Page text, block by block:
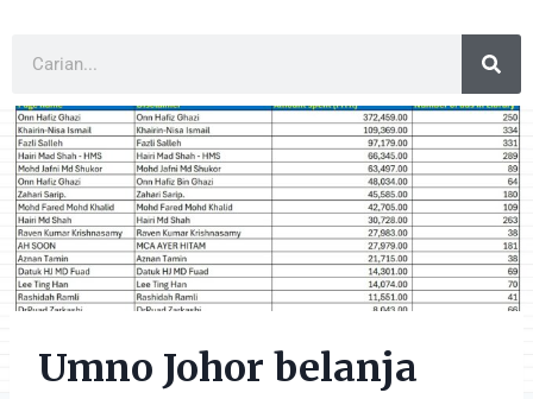
Umno Johor belanja